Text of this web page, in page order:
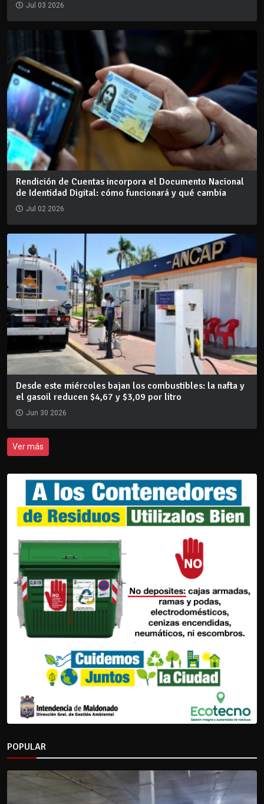
Jul 03 2026
Rendición de Cuentas incorpora el Documento Nacional
de Identidad Digital: cómo funcionará y qué cambia
Jul 02 2026
Desde este miércoles bajan los combustibles: la nafta y
el gasoil reducen $4,67 y $3,09 por litro
Jun 30 2026
Ver más
POPULAR